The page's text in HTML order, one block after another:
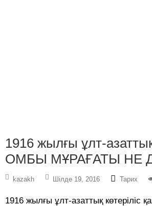
1916 жылғы ұлт-азаттық
ОМБЫ МҰРАҒАТЫ НЕ
kazakh Шілде 19, 2016 Тарих
1916 жылғы ұлт-азаттық көтеріліс